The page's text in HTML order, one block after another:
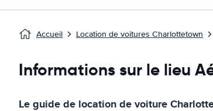
Accueil Location de voitures Charlottetown
Informations sur le lieu
Le guide de location de voiture